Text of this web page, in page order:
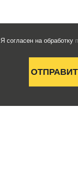
Я согласен на обработку